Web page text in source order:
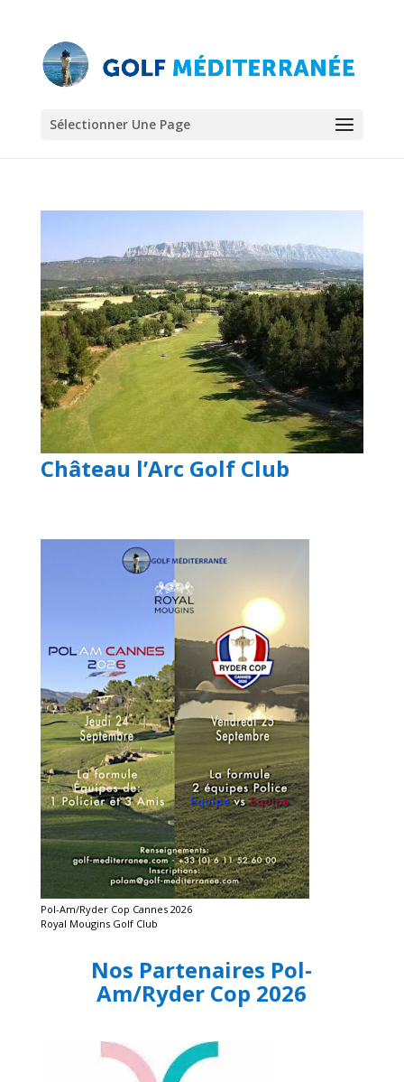
Sélectionner Une Page
Château l’Arc Golf Club
Pol-Am/Ryder Cop Cannes 2026
Royal Mougins Golf Club
Nos Partenaires Pol-
Am/Ryder Cop 2026